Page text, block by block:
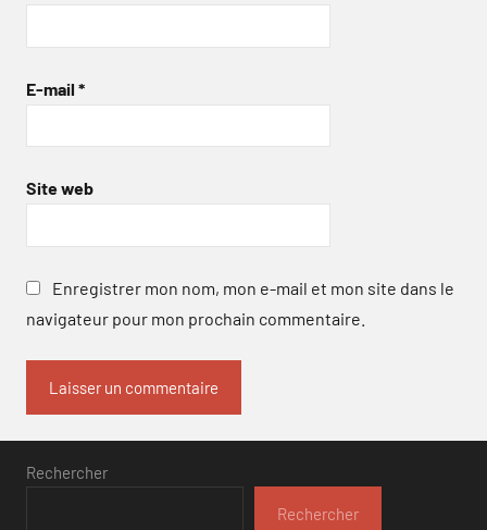
E-mail *
Site web
Enregistrer mon nom, mon e-mail et mon site dans le
navigateur pour mon prochain commentaire.
Rechercher
Rechercher